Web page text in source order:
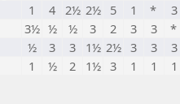
1 4 2½ 2½ 5 1 *
3
3½ ½ ½ 3 2 3 3
*
½ 3 3 1½ 2½ 3 3
3
1 ½ 2 1½ 3 1 1
1